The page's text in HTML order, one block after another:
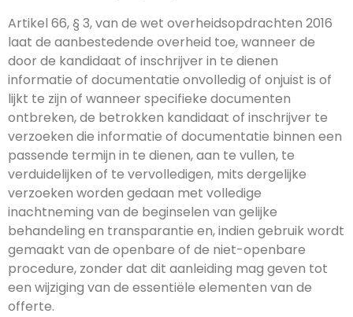
Artikel 66, § 3, van de wet overheidsopdrachten 2016
laat de aanbestedende overheid toe, wanneer de
door de kandidaat of inschrijver in te dienen
informatie of documentatie onvolledig of onjuist is of
lijkt te zijn of wanneer specifieke documenten
ontbreken, de betrokken kandidaat of inschrijver te
verzoeken die informatie of documentatie binnen een
passende termijn in te dienen, aan te vullen, te
verduidelijken of te vervolledigen, mits dergelijke
verzoeken worden gedaan met volledige
inachtneming van de beginselen van gelijke
behandeling en transparantie en, indien gebruik wordt
gemaakt van de openbare of de niet-openbare
procedure, zonder dat dit aanleiding mag geven tot
een wijziging van de essentiële elementen van de
offerte.